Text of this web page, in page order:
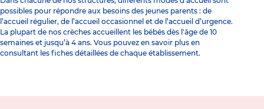
possibles pour répondre aux besoins des jeunes parents : de
l’accueil régulier, de l’accueil occasionnel et de l’accueil d’urgence.
La plupart de nos crèches accueillent les bébés dès l'âge de 10
semaines et jusqu’à 4 ans. Vous pouvez en savoir plus en
consultant les fiches détaillées de chaque établissement.